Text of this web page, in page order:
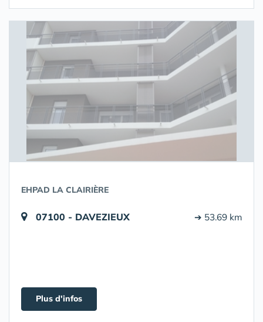
EHPAD LA CLAIRIÈRE
07100 - DAVEZIEUX ➔ 53.69 km
Plus d'infos